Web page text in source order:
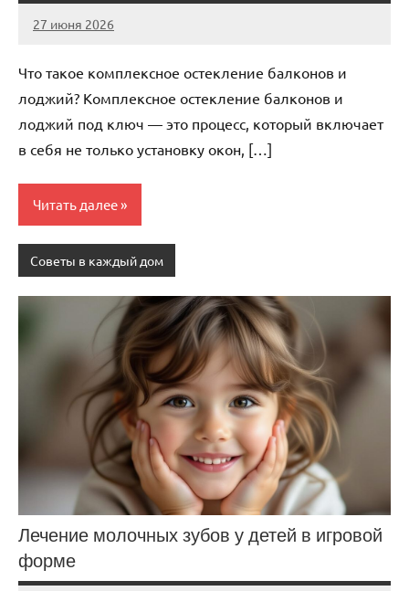
27 июня 2026
Avtor
Нет
Что такое комплексное остекление балконов и
лоджий? Комплексное остекление балконов и
лоджий под ключ — это процесс, который включает
в себя не только установку окон, […]
Читать далее
Советы в каждый дом
Лечение молочных зубов у детей в игровой
форме